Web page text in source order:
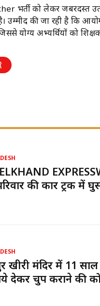
भर्ती को लेकर जबरदस्त
उम्मीद की जा रही है कि
जिससे योग्य अभ्यर्थियों को
की कार ट्रक में
खीरी मंदिर में 11
देकर चुप कराने की